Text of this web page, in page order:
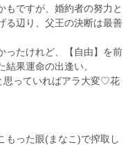
もですが、婚約者の努力と
る辺り、父王の決断は最善
ったけれど、【自由】を前
果運命の出逢い。
思っていればアラ大変♡花
もった眼(まなこ)で搾取し